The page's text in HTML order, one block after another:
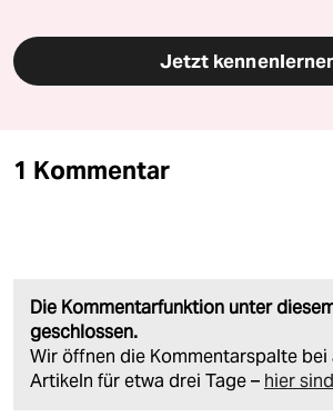
Jetzt
1 Kommentar
Die Kommentarfunktion unter
geschlossen.
Wir öffnen die Kommentarspalte bei
Artikeln für etwa drei Tage – hier